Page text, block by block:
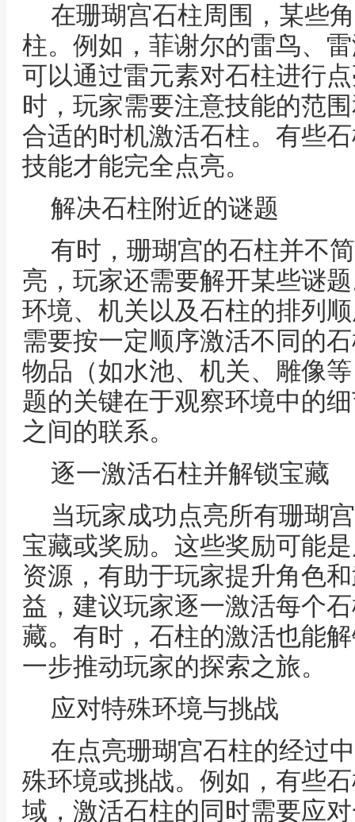
在珊瑚宫石柱周围，某些
柱。例如，菲谢尔的雷鸟、
可以通过雷元素对石柱进行
时，玩家需要注意技能的范
合适的时机激活石柱。有些
技能才能完全点亮。
解决石柱附近的谜题
有时，珊瑚宫的石柱并不
亮，玩家还需要解开某些谜
环境、机关以及石柱的排列
需要按一定顺序激活不同的
物品（如水池、机关、雕像
题的关键在于观察环境中的
之间的联系。
逐一激活石柱并解锁宝藏
当玩家成功点亮所有珊瑚
宝藏或奖励。这些奖励可能
资源，有助于玩家提升角色
益，建议玩家逐一激活每个
藏。有时，石柱的激活也能
一步推动玩家的探索之旅。
应对特殊环境与挑战
在点亮珊瑚宫石柱的经过
殊环境或挑战。例如，有些
域，激活石柱的同时需要应